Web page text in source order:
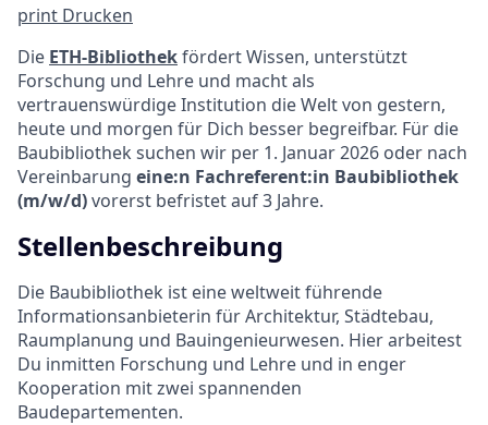
print Drucken
Die ETH-Bibliothekfördert Wissen, unterstützt
Forschung und Lehre und macht als
vertrauenswürdige Institution die Welt von gestern,
heute und morgen für Dich besser begreifbar. Für die
Baubibliothek suchen wir per 1. Januar 2026 oder nach
Vereinbarung eine:n Fachreferent:in Baubibliothek
(m/w/d)vorerst befristet auf 3 Jahre.
Stellenbeschreibung
Die Baubibliothek ist eine weltweit führende
Informationsanbieterin für Architektur, Städtebau,
Raumplanung und Bauingenieurwesen. Hier arbeitest
Du inmitten Forschung und Lehre und in enger
Kooperation mit zwei spannenden
Baudepartementen.